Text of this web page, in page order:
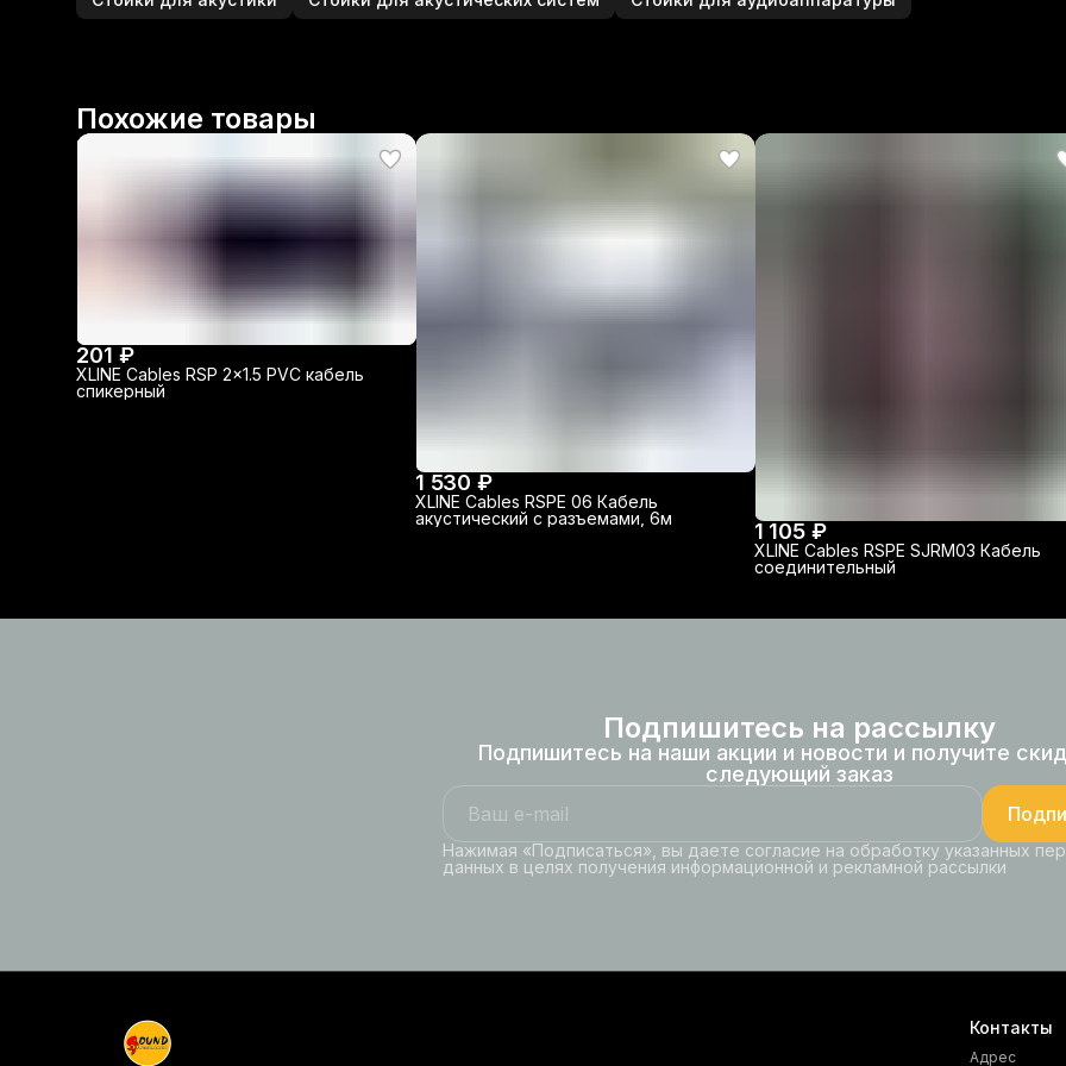
Похожие товары
201 ₽
XLINE Cables RSP 2x1.5 PVC кабель
спикерный
1 530 ₽
XLINE Cables RSPE 06 Кабель
акустический с разъемами, 6м
1 105 ₽
XLINE Cables RSPE SJRM03 Кабель
соединительный
Подпишитесь на рассылку
Подпишитесь на наши акции и новости и получите
следующий заказ
Нажимая «Подписаться», вы даете согласие на обработку указанных
данных в целях получения информационной и рекламной рассылки
Контакты
Адрес